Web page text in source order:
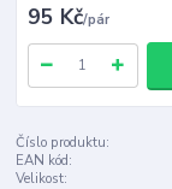
95 Kč/pár
Číslo produktu:
EAN kód:
Velikost: